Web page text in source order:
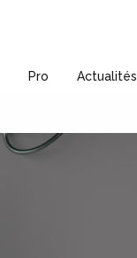
Pro Actualités